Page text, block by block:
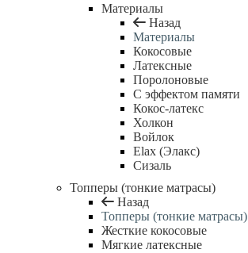
Материалы
Назад
Материалы
Кокосовые
Латексные
Поролоновые
С эффектом памяти
Кокос-латекс
Холкон
Войлок
Elax (Элакс)
Сизаль
Топперы (тонкие матрасы)
Назад
Топперы (тонкие матрасы)
Жесткие кокосовые
Мягкие латексные